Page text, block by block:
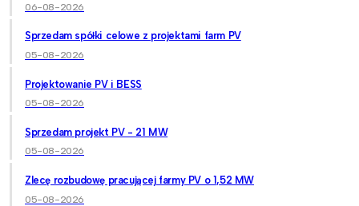
06-08-2026
Sprzedam spółki celowe z projektami farm PV
05-08-2026
Projektowanie PV i BESS
05-08-2026
Sprzedam projekt PV - 21 MW
05-08-2026
Zlecę rozbudowę pracującej farmy PV o 1,52 MW
05-08-2026